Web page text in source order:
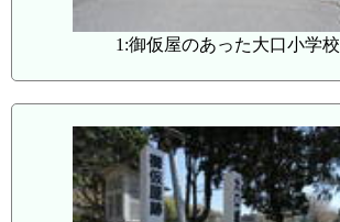
1:御仮屋のあった大口小学校